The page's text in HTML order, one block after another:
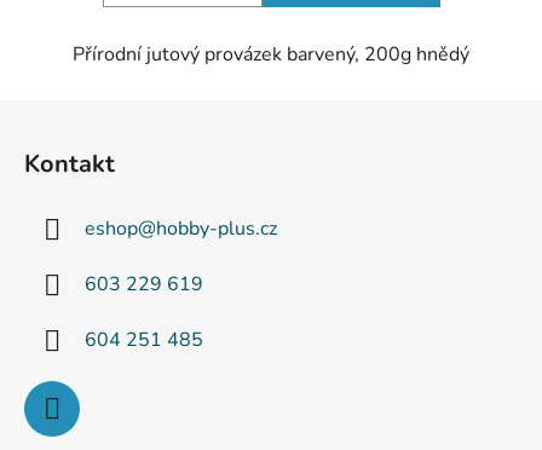
Přírodní jutový provázek barvený, 200g hnědý
Kontakt
eshop@hobby-plus.cz
603 229 619
604 251 485